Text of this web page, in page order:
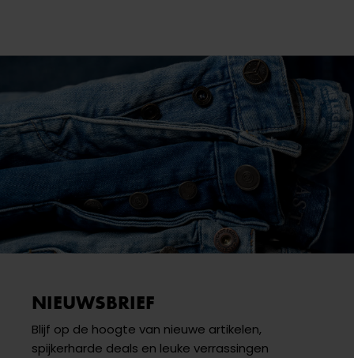
NIEUWSBRIEF
Blijf op de hoogte van nieuwe artikelen,
spijkerharde deals en leuke verrassingen